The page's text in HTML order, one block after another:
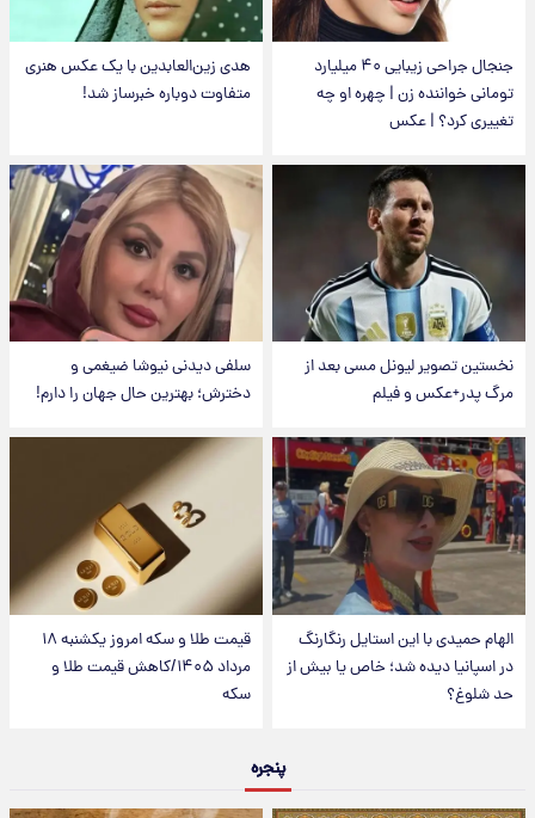
جنجال جراحی زیبایی ۴۰ میلیارد
تومانی خواننده زن | چهره او چه
تغییری کرد؟ | عکس
هدی زین‌العابدین با یک عکس هنری
متفاوت دوباره خبرساز شد!
نخستین تصویر لیونل مسی بعد از
مرگ پدر+عکس و فیلم
سلفی دیدنی نیوشا ضیغمی و
دخترش؛ بهترین حال جهان را دارم!
الهام حمیدی با این استایل رنگارنگ
در اسپانیا دیده شد؛ خاص یا بیش از
حد شلوغ؟
قیمت طلا و سکه امروز یکشنبه ۱۸
مرداد ۱۴۰۵/کاهش قیمت طلا و
سکه
پنجره